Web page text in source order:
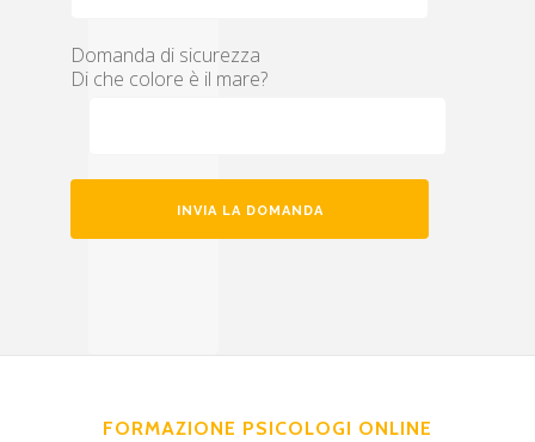
Domanda di sicurezza
Di che colore è il mare?
FORMAZIONE PSICOLOGI ONLINE